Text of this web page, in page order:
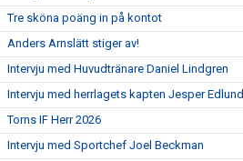
Tre sköna poäng in på kontot
Anders Arnslätt stiger av!
Intervju med Huvudtränare Daniel Lindgren
Intervju med herrlagets kapten Jesper Edlund
Torns IF Herr 2026
Intervju med Sportchef Joel Beckman